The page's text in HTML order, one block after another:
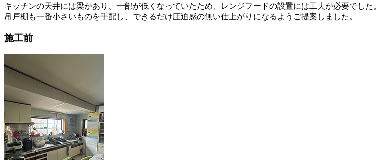
キッチンの天井には梁があり、一部が低くなっていたため、レンジフードの設置には工夫が必要でした。
吊戸棚も一番小さいものを手配し、できるだけ圧迫感の無い仕上がりになるようご提案しました。
施工前